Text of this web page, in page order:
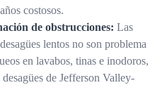
costosos.
de obstrucciones: Las
lentos no son problema
en lavabos, tinas e inodoros,
de Jefferson Valley-